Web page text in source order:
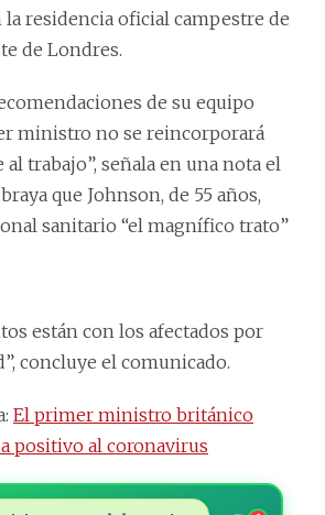
residencia oficial campestre de
de Londres.
de su equipo
ministro no se reincorporará
trabajo”, señala en una nota el
que Johnson, de 55 años,
sanitario “el magnífico trato”
están con los afectados por
concluye el comunicado.
El primer ministro británico
positivo al coronavirus